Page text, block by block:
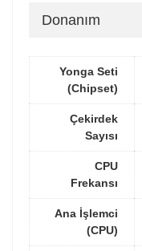
Donanım
Yonga Seti
(Chipset)
Çekirdek
Sayısı
CPU
Frekansı
Ana İşlemci
(CPU)